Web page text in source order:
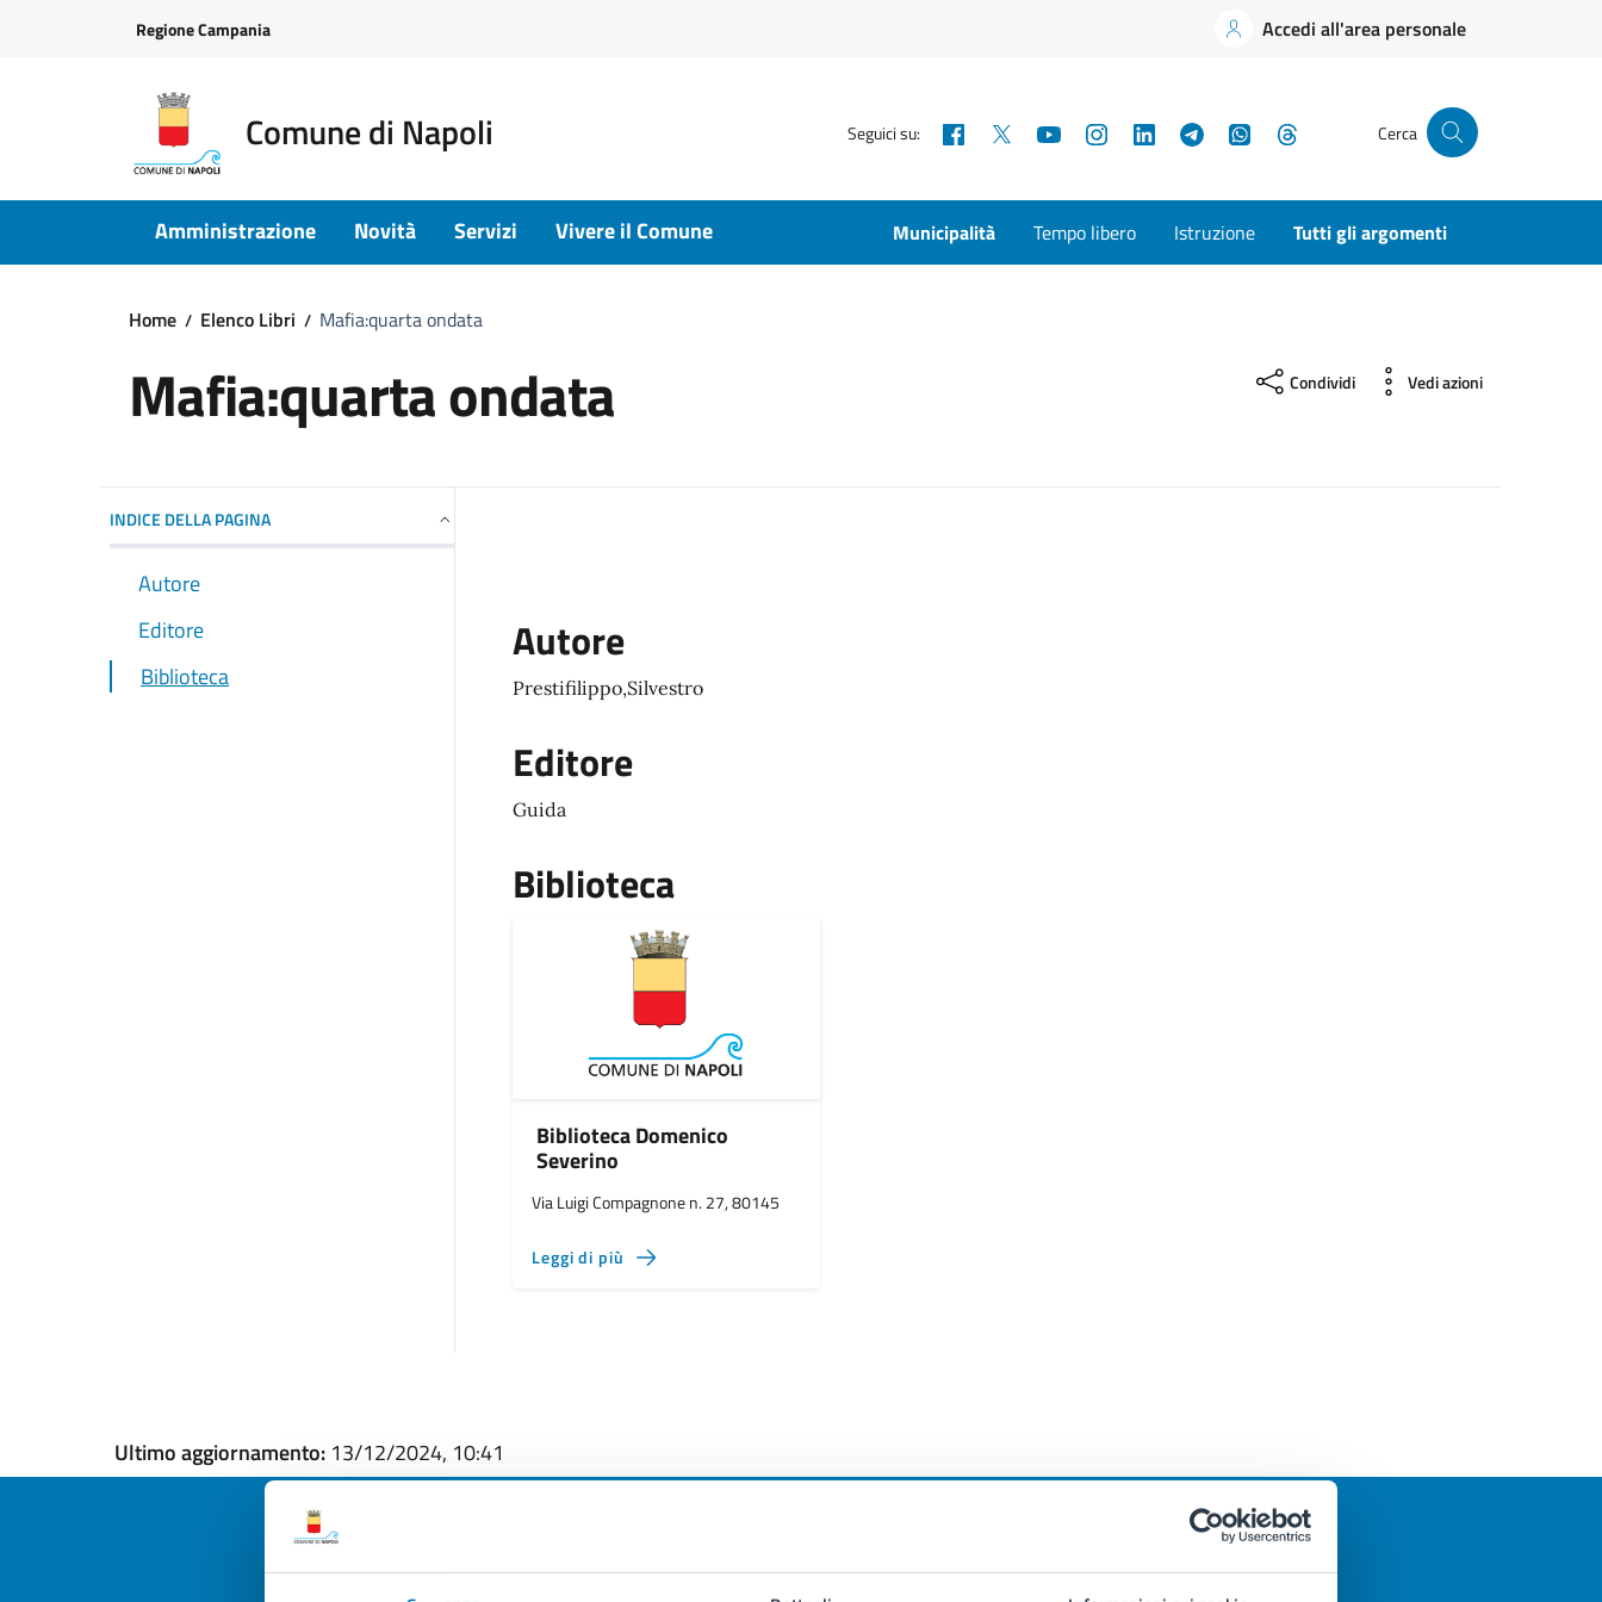
Regione Campania Accedi all'area personale
Comune di Napoli Seguici su: Facebook YouTubeInstagramLinkedInTelegramWhatsApp Cerca
Amministrazione Novità Servizi Vivere il Comune Municipalità Tempo libero Istruzione Tutti gli argomenti
Home Elenco Libri Mafia:quarta ondata
Mafia:quarta ondata Condividi Vedi azioni
INDICE DELLA PAGINA
Autore
Editore
Biblioteca
Autore
Prestifilippo,Silvestro
Editore
Guida
Biblioteca
Biblioteca Domenico
Severino
Via Luigi Compagnone n. 27, 80145
Leggi di più
Ultimo aggiornamento: 13/12/2024, 10:41